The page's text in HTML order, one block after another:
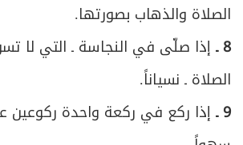
الصلاة والذهاب بصورتها.
8 ـ إذا صلّى في النجاسة ـ التي لا
الصلاة ـ نسياناً.
9 ـ إذا ركع في ركعة واحدة ركوعين